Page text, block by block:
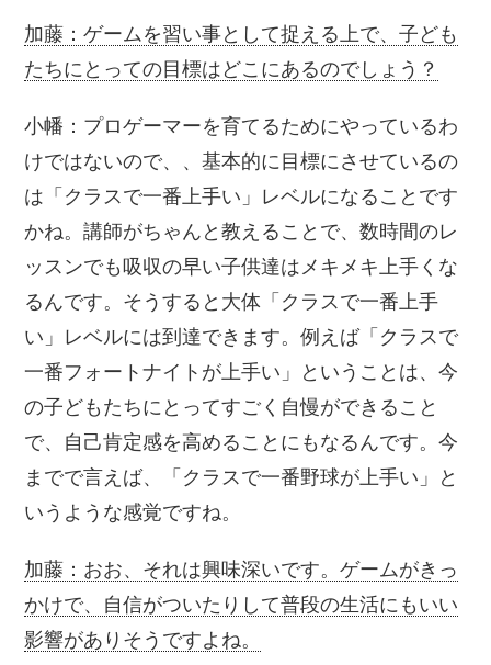
加藤：ゲームを習い事として捉える上で、子ども
たちにとっての目標はどこにあるのでしょう？
小幡：プロゲーマーを育てるためにやっているわ
けではないので、、基本的に目標にさせているの
は「クラスで一番上手い」レベルになることです
かね。講師がちゃんと教えることで、数時間のレ
ッスンでも吸収の早い子供達はメキメキ上手くな
るんです。そうすると大体「クラスで一番上手
い」レベルには到達できます。例えば「クラスで
一番フォートナイトが上手い」ということは、今
の子どもたちにとってすごく自慢ができること
で、自己肯定感を高めることにもなるんです。今
までで言えば、「クラスで一番野球が上手い」と
いうような感覚ですね。
加藤：おお、それは興味深いです。ゲームがきっ
かけで、自信がついたりして普段の生活にもいい
影響がありそうですよね。